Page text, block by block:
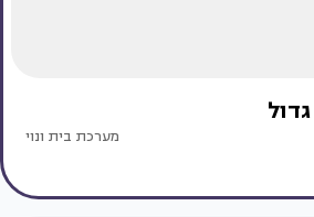
מערכת בית ונוי